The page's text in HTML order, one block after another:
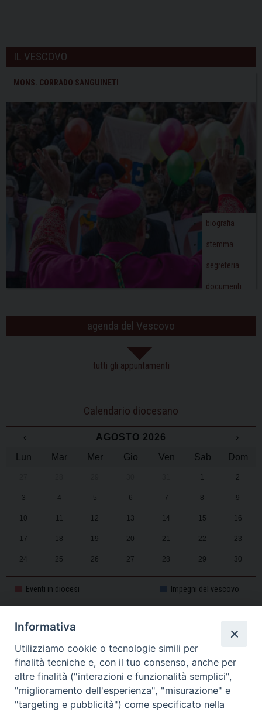
IL VESCOVO
MONS. CORRADO SANGUINETI
biografia
stemma
segreteria
documenti
agenda del Vescovo
tutti gli appuntamenti
Calendario diocesano
‹ AGOSTO 2026
›
Lun
Mar Mer Gio Ven Sab Dom
1 2
3 4 5 6 7 8 9
10 11 12 13 14 15 16
17 18 19 20 21 22 23
24 25 26 27 28 29 30
31 1 2 3 4 5 6
Eventi in diocesi Impegni del vescovo
CALENDARIO PASTORALE 2025-2026
Informativa
Utilizziamo cookie o tecnologie simili per
finalità tecniche e, con il tuo consenso, anche per
altre finalità ("interazioni e funzionalità semplici",
"miglioramento dell'esperienza", "misurazione" e
"targeting e pubblicità") come specificato nella